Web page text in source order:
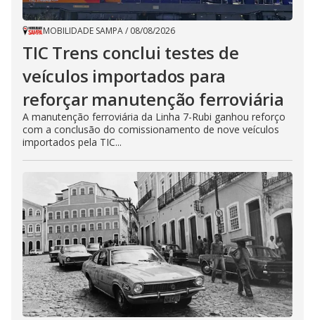
MOBILIDADE SAMPA/ 08/08/2026
TIC Trens conclui testes de
veículos importados para
reforçar manutenção ferroviária
A manutenção ferroviária da Linha 7-Rubi ganhou reforço
com a conclusão do comissionamento de nove veículos
importados pela TIC...